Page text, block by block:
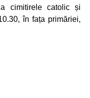
cimitirele catolic și
în fața primăriei,